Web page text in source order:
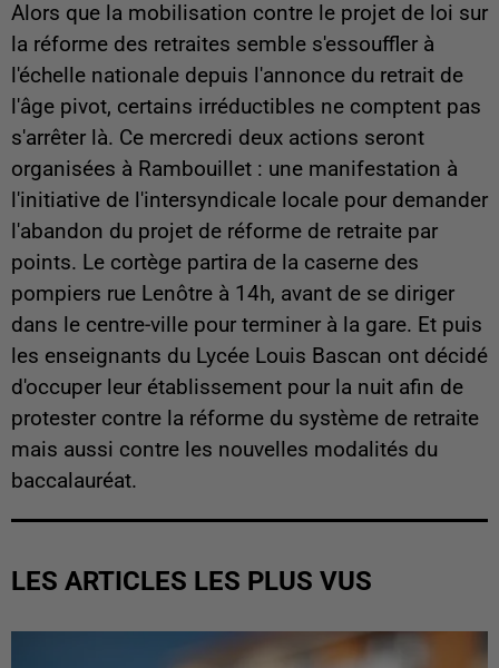
Alors que la mobilisation contre le projet de loi sur
la réforme des retraites semble s'essouffler à
l'échelle nationale depuis l'annonce du retrait de
l'âge pivot, certains irréductibles ne comptent pas
s'arrêter là. Ce mercredi deux actions seront
organisées à Rambouillet : une manifestation à
l'initiative de l'intersyndicale locale pour demander
l'abandon du projet de réforme de retraite par
points. Le cortège partira de la caserne des
pompiers rue Lenôtre à 14h, avant de se diriger
dans le centre-ville pour terminer à la gare. Et puis
les enseignants du Lycée Louis Bascan ont décidé
d'occuper leur établissement pour la nuit afin de
protester contre la réforme du système de retraite
mais aussi contre les nouvelles modalités du
baccalauréat.
LES ARTICLES LES PLUS VUS